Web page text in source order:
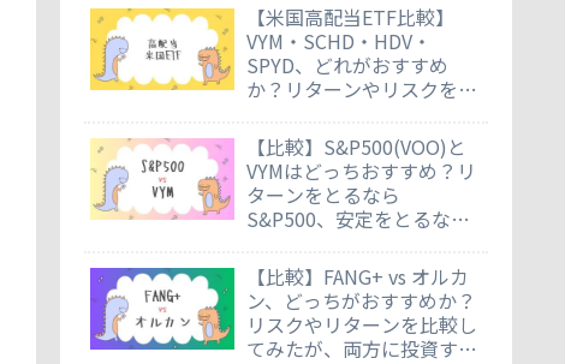
【米国高配当ETF比較】
VYM・SCHD・HDV・
SPYD、どれがおすすめ
か？リターンやリスクを徹
【比較】S&P500(VOO)と
VYMはどっちおすすめ？リ
ターンをとるなら
S&P500、安定をとるなら
【比較】FANG+ vs オルカ
ン、どっちがおすすめか？
リスクやリターンを比較し
てみたが、両方に投資する